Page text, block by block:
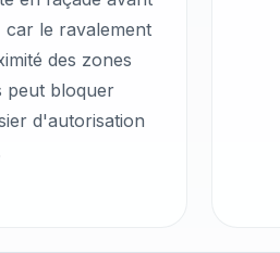
car le ravalement
des zones
peut bloquer
d'autorisation